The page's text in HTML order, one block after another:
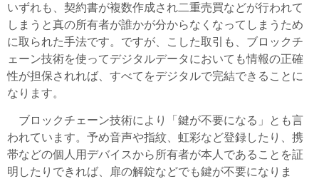
いずれも、契約書が複数作成され二重売買などが行われて
しまうと真の所有者が誰かが分からなくなってしまうため
に取られた手法です。ですが、こした取引も、ブロックチ
ェーン技術を使ってデジタルデータにおいても情報の正確
性が担保されれば、すべてをデジタルで完結できることに
なります。
ブロックチェーン技術により「鍵が不要になる」とも言
われています。予め音声や指紋、虹彩など登録したり、携
帯などの個人用デバイスから所有者が本人であることを証
明したりできれば、扉の解錠などでも鍵が不要になりま